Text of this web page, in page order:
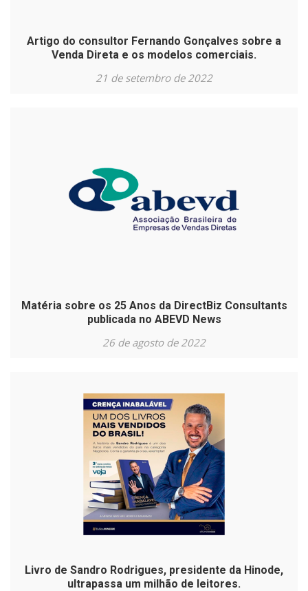
Artigo do consultor Fernando Gonçalves sobre a
Venda Direta e os modelos comerciais.
21 de setembro de 2022
Matéria sobre os 25 Anos da DirectBiz Consultants
publicada no ABEVD News
26 de agosto de 2022
Livro de Sandro Rodrigues, presidente da Hinode,
ultrapassa um milhão de leitores.